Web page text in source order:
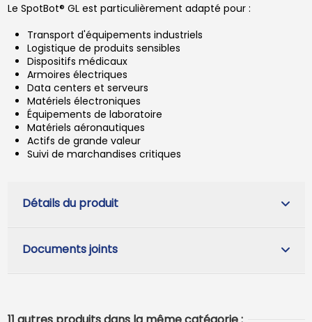
Le SpotBot® GL est particulièrement adapté pour :
Transport d'équipements industriels
Logistique de produits sensibles
Dispositifs médicaux
Armoires électriques
Data centers et serveurs
Matériels électroniques
Équipements de laboratoire
Matériels aéronautiques
Actifs de grande valeur
Suivi de marchandises critiques
Détails du produit
Documents joints